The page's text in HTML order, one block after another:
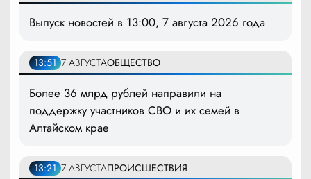
Выпуск новостей в 13:00, 7 августа 2026 года
13:51 7 АВГУСТАОБЩЕСТВО
Более 36 млрд рублей направили на
поддержку участников СВО и их семей в
Алтайском крае
13:21 7 АВГУСТАПРОИСШЕСТВИЯ